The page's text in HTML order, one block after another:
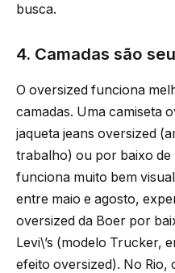
busca.
4. Camadas são
O oversized funciona
camadas. Uma camiseta
jaqueta jeans oversized
trabalho) ou por baixo de
funciona muito bem
entre maio e agosto,
oversized da Boer por
Levi\’s (modelo Trucker,
efeito oversized). No Rio,